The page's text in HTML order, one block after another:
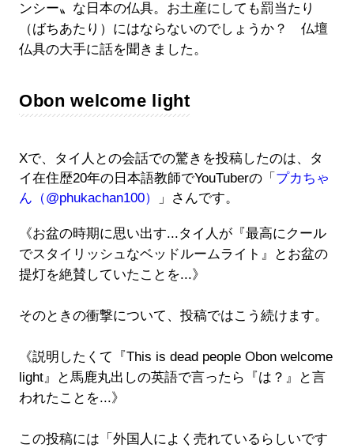
ンシー〟な日本の仏具。お土産にしても罰当たり
（ばちあたり）にはならないのでしょうか？ 仏壇
仏具の大手に話を聞きました。
Obon welcome light
Xで、タイ人との会話での驚きを投稿したのは、タ
イ在住歴20年の日本語教師でYouTuberの「 プカちゃ
ん（@phukachan100）
」さんです。
《お盆の時期に思い出す...タイ人が『最高にクール
でスタイリッシュなベッドルームライト』とお盆の
提灯を絶賛していたことを...》
そのときの衝撃について、投稿ではこう続けます。
《説明したくて『This is dead people Obon welcome
light』と馬鹿丸出しの英語で言ったら『は？』と言
われたことを...》
この投稿には「外国人によく売れているらしいです